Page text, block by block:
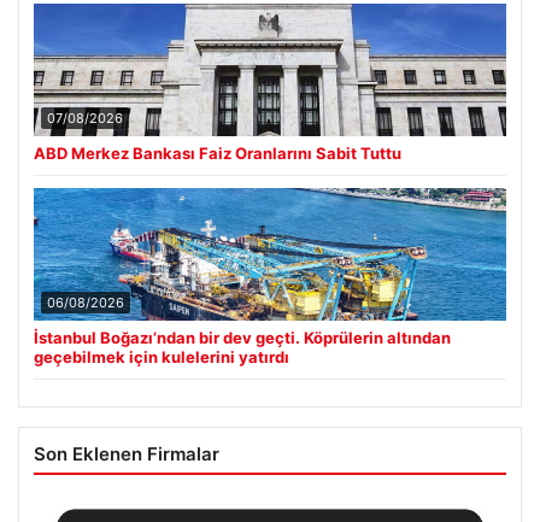
07/08/2026
ABD Merkez Bankası Faiz Oranlarını Sabit Tuttu
06/08/2026
İstanbul Boğazı’ndan bir dev geçti. Köprülerin altından
geçebilmek için kulelerini yatırdı
Son Eklenen Firmalar